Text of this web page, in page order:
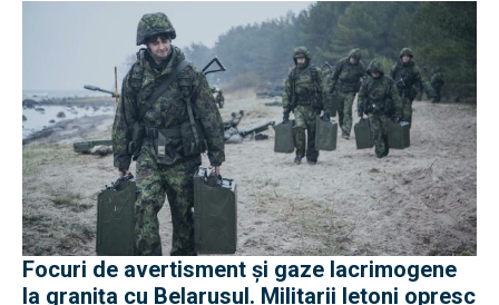
Focuri de avertisment și gaze lacrimogene
la granița cu Belarusul. Militarii letoni opresc